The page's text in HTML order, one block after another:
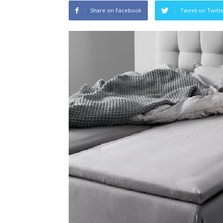
Share on Facebook Tweet on